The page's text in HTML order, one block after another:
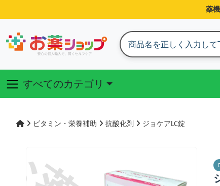
薬
すべてのカテゴリ
ビタミン・栄養補助 抗酸化剤 ジョケアLC錠